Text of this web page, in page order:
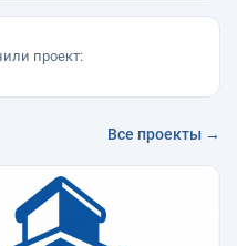
проект:
Все проекты →